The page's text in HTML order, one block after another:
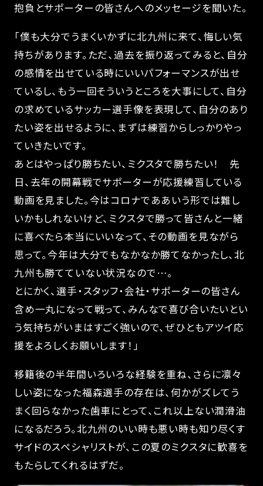
抱負とサポーターの皆さんへのメッセージを聞いた。
「僕も大分でうまくいかずに北九州に来て、悔しい気
持ちがあります。ただ、過去を振り返ってみると、自分
の感情を出せている時にいいパフォーマンスが出せ
ているし、もう一回そういうところを大事にして、自分
の求めているサッカー選手像を表現して、自分のあり
たい姿を出せるように、まずは練習からしっかりやっ
ていきたいです。
あとはやっぱり勝ちたい、ミクスタで勝ちたい！ 先
日、去年の開幕戦でサポーターが応援練習している
動画を見ました。今はコロナでああいう形では難し
いかもしれないけど、ミクスタで勝って皆さんと一緒
に喜べたら本当にいいなって、その動画を見ながら
思って。今年は大分でもなかなか勝てなかったし、北
九州も勝てていない状況なので…。
とにかく、選手・スタッフ・会社・サポーターの皆さん
含め一丸になって戦って、みんなで喜び合いたいとい
う気持ちがいまはすごく強いので、ぜひともアツイ応
援をよろしくお願いします！」
移籍後の半年間いろいろな経験を重ね、さらに凛々
しい姿になった福森選手の存在は、何かがズレてう
まく回らなかった歯車にとって、これ以上ない潤滑油
になるだろう。北九州のいい時も悪い時も知り尽くす
サイドのスペシャリストが、この夏のミクスタに歓喜を
もたらしてくれるはずだ。